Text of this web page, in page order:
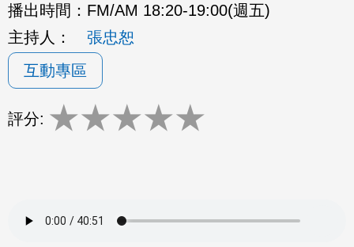
播出時間： FM/AM 18:20-19:00(週五)
主持人：
張忠恕
互動專區
評分: ★★★★★